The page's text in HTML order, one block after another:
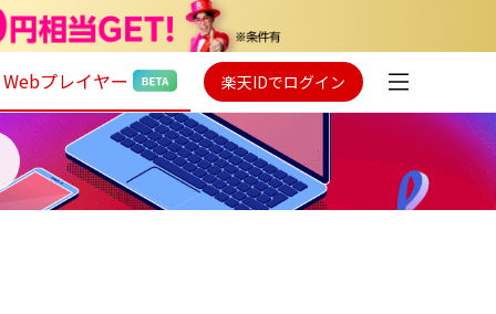
Webプレイヤー 楽天IDでログイン